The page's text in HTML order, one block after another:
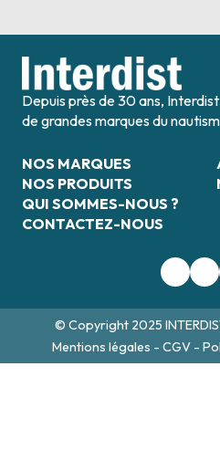
Depuis près de 30 ans,
de grandes marques du
NOS MARQUES
NOS PRODUITS
QUI SOMMES-NOUS ?
CONTACTEZ-NOUS
© Copyright 2025
Mentions légales - CGV -